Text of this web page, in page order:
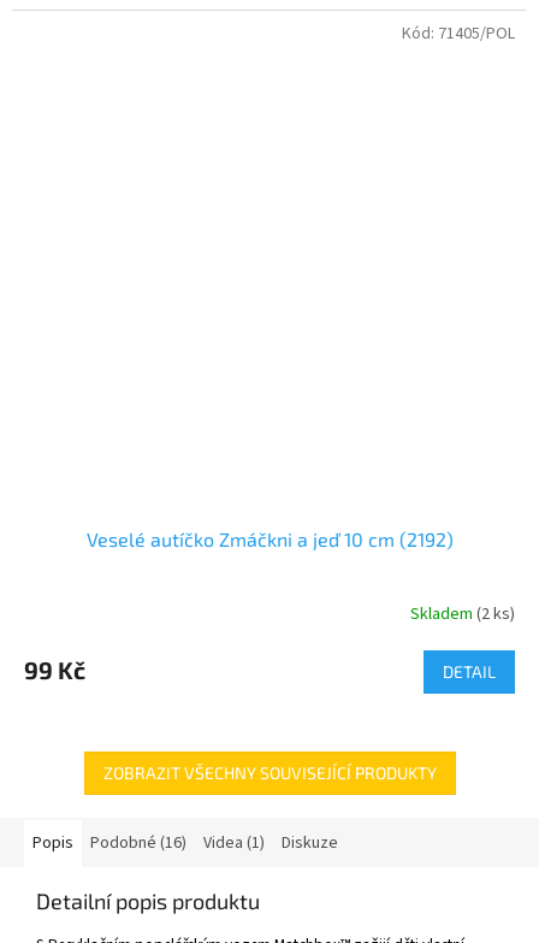
Veselé autíčko Zmáčkni a jeď 10 cm (2192)
Skladem (2 ks)
99 Kč DETAIL
Kód: 71405/POL
ZOBRAZIT VŠECHNY SOUVISEJÍCÍ PRODUKTY
Popis Podobné (16) Videa (1) Diskuze
Detailní popis produktu